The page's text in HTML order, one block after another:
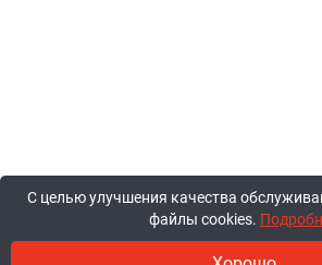
С целью улучшения качества
файлы cookies.